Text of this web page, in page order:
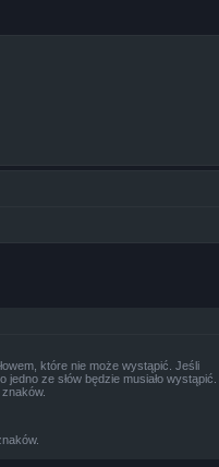
które nie może wystąpić. Jeśli
ze słów będzie musiało wystąpić.